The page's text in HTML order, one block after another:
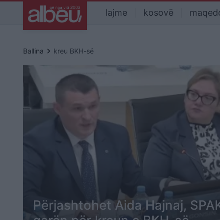
lajme kosovë
Ballina keyboard_arrow_right kreu BKH-së
Përjashtohet Aida Hajnaj,